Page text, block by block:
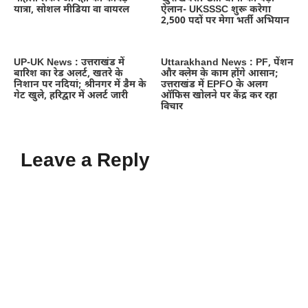
यात्रा, सोशल मीडिया वा वायरल
ऐलान- UKSSSC शुरू करेगा
2,500 पदों पर मेगा भर्ती अभियान
UP-UK News : उत्तराखंड में
बारिश का रेड अलर्ट, खतरे के
निशान पर नदियां; श्रीनगर में डैम के
गेट खुले, हरिद्वार में अलर्ट जारी
Uttarakhand News : PF, पेंशन
और क्लेम के काम होंगे आसान;
उत्तराखंड में EPFO के अलग
ऑफिस खोलने पर केंद्र कर रहा
विचार
Leave a Reply